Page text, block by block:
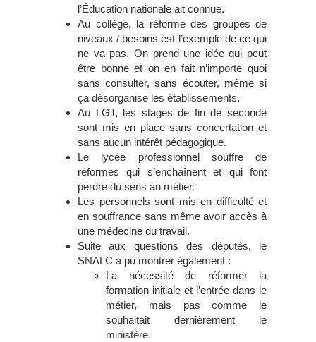
l’Éducation nationale ait connue.
Au collège, la réforme des groupes de
niveaux / besoins est l’exemple de ce qui
ne va pas. On prend une idée qui peut
être bonne et on en fait n’importe quoi
sans consulter, sans écouter, même si
ça désorganise les établissements.
Au LGT, les stages de fin de seconde
sont mis en place sans concertation et
sans aucun intérêt pédagogique.
Le lycée professionnel souffre de
réformes qui s’enchaînent et qui font
perdre du sens au métier.
Les personnels sont mis en difficulté et
en souffrance sans même avoir accès à
une médecine du travail.
Suite aux questions des députés, le
SNALC a pu montrer également :
La nécessité de réformer la
formation initiale et l’entrée dans le
métier, mais pas comme le
souhaitait dernièrement le
ministère.